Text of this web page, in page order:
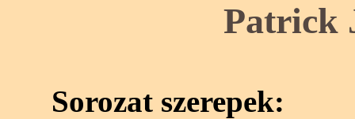
Patrick
Sorozat szerepek: